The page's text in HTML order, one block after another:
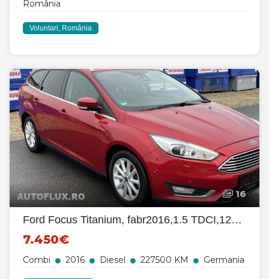
România
Voluntari, România
16
Ford Focus Titanium, fabr2016,1.5 TDCI,120 CP,bixenon,piele+stofa
7.450€
Combi 2016 Diesel 227500 KM Germania